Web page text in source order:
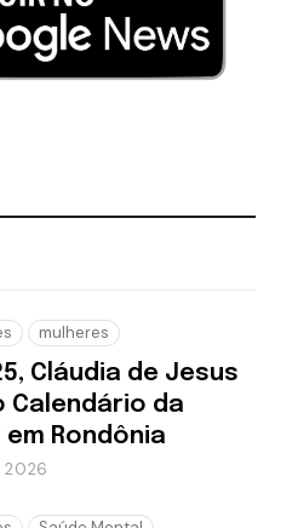
mulheres
Cláudia de Jesus
Calendário da
em Rondônia
2026